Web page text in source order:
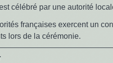
célébré par une autorité
françaises exercent un
lors de la cérémonie.